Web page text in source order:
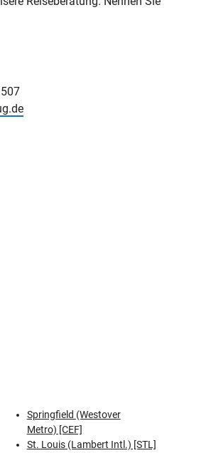
Springfield (Westover
Metro) [CEF]
St. Louis (Lambert Intl.) [STL]